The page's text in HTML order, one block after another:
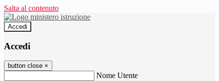
Salta al contenuto
Accedi
Accedi
button close ×
Nome Utente